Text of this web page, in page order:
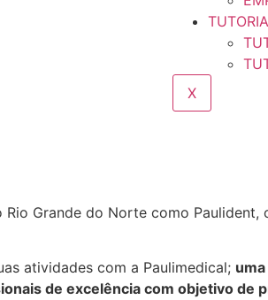
X
Rio Grande do Norte como
atividades com a Paulimedical;
de excelência com objetivo de